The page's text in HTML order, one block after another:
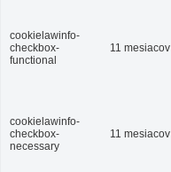
cookielawinfo-
checkbox-
functional
11 mesiacov
cookielawinfo-
checkbox-
necessary
11 mesiacov